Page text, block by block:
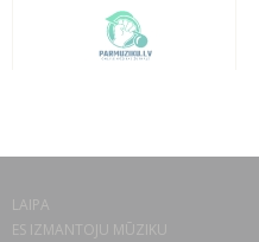
LAIPA
ES IZMANTOJU MŪZIKU